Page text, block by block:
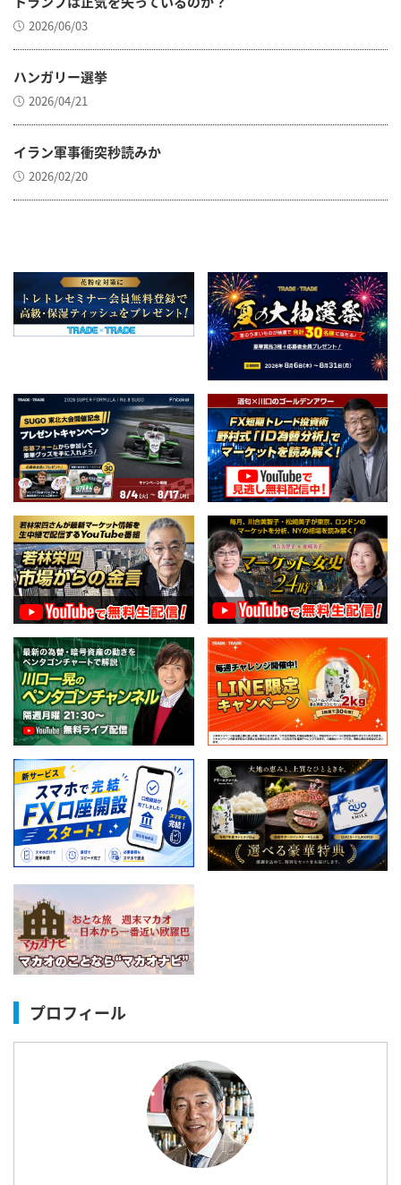
2026/06/03
ハンガリー選挙
2026/04/21
イラン軍事衝突秒読みか
2026/02/20
プロフィール